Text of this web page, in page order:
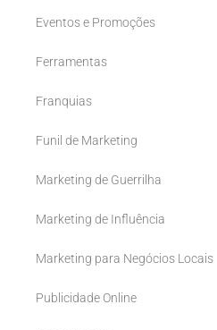
Eventos e Promoções
Ferramentas
Franquias
Funil de Marketing
Marketing de Guerrilha
Marketing de Influência
Marketing para Negócios Locais
Publicidade Online